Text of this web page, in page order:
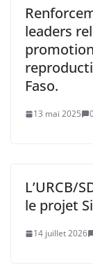
leaders
Faso.
13 mai 2025
L’URCB/
le projet
14 juillet 2026